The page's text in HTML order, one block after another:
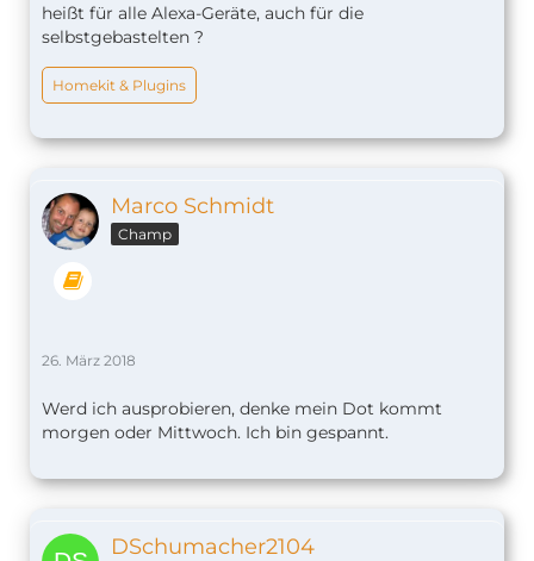
heißt für alle Alexa-Geräte, auch für die
selbstgebastelten ?
Homekit & Plugins
Marco Schmidt
Champ
26. März 2018
Werd ich ausprobieren, denke mein Dot kommt
morgen oder Mittwoch. Ich bin gespannt.
DSchumacher2104